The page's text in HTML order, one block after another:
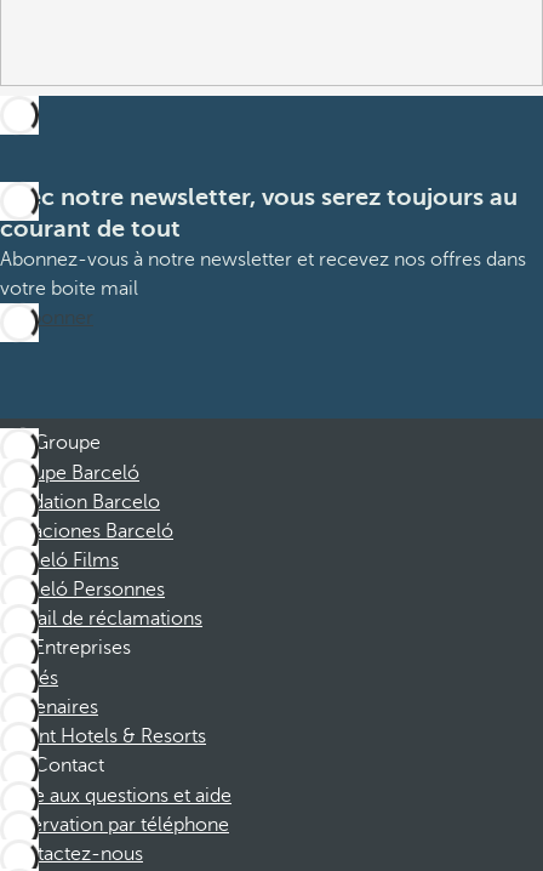
Avec notre newsletter, vous serez toujours au
courant de tout
Abonnez-vous à notre newsletter et recevez nos offres dans
votre boite mail
M’abonner
Groupe
Groupe Barceló
Fondation Barcelo
Vacaciones Barceló
Barceló Films
Barceló Personnes
Portail de réclamations
Entreprises
Affiliés
Partenaires
Dorint Hotels & Resorts
Contact
Foire aux questions et aide
Réservation par téléphone
Contactez-nous